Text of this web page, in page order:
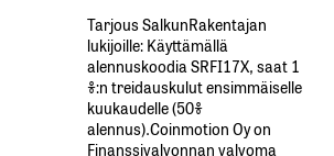
Tarjous SalkunRakentajan
lukijoille: Käyttämällä​ ​
alennuskoodia​ ​SRFI17X,​ ​saat​ ​1
%:n treidauskulut​ ​ensimmäiselle​ ​
kuukaudelle​ ​(50%​ ​
alennus).Coinmotion Oy on
Finanssivalvonnan valvoma